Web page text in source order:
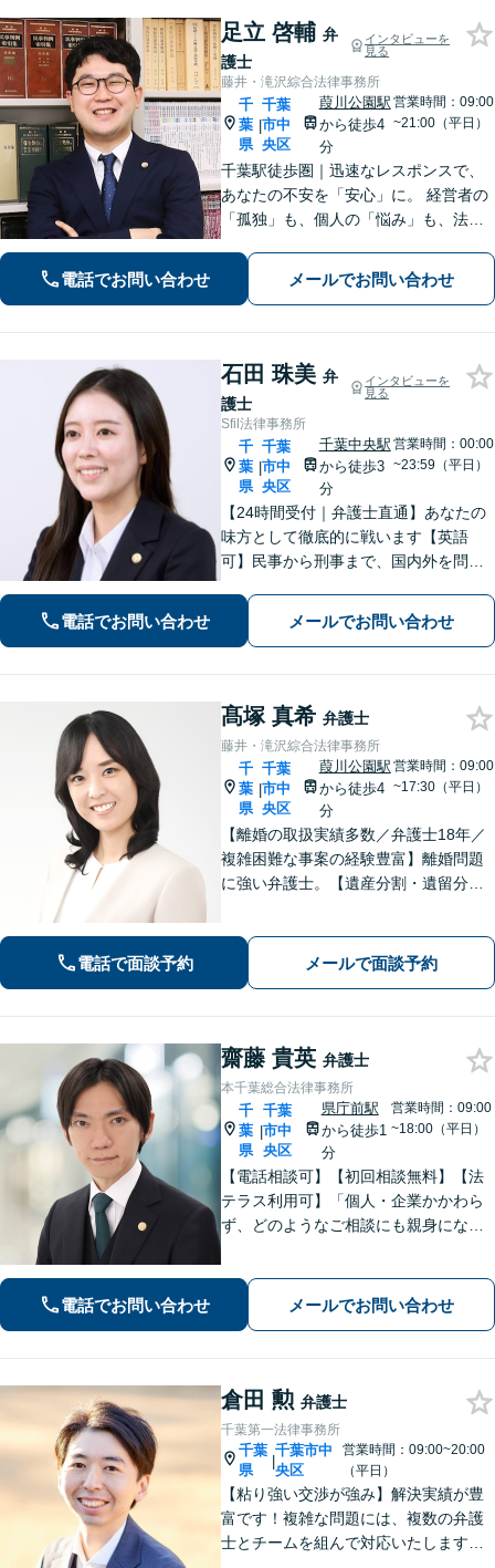
足立 啓輔 弁
護士
インタビューを
見る
藤井・滝沢綜合法律事務所
千
葉
県
|
千葉
市中
央区
葭川公園駅
から徒歩4
分
営業時間：09:00
~21:00（平日）
千葉駅徒歩圏｜迅速なレスポンスで、
あなたの不安を「安心」に。 経営者の
「孤独」も、個人の「悩み」も、法務
務】法務と経営のダブル顧問 【労働問
題】不当解雇・残業代請求 【債務整
電話でお問い合わせ メールでお問い合わせ
石田 珠美 弁
護士
インタビューを
見る
Sfil法律事務所
千
葉
県
|
千葉
市中
央区
千葉中央駅
から徒歩3
分
営業時間：00:00
~23:59（平日）
【24時間受付｜弁護士直通】あなたの
味方として徹底的に戦います【英語
可】民事から刑事まで、国内外を問わ
タル証拠・資産対応】ソーシャルワー
カー兼司法書士と連携【法テラス・WE
電話でお問い合わせ メールでお問い合わせ
髙塚 真希 弁護士
藤井・滝沢綜合法律事務所
千
葉
県
|
千葉
市中
央区
葭川公園駅
から徒歩4
分
営業時間：09:00
~17:30（平日）
【離婚の取扱実績多数／弁護士18年／
複雑困難な事案の経験豊富】離婚問題
に強い弁護士。【遺産分割・遺留分・
寄り添って的確にアドバイスし、最善
の解決に導きます。【千葉駅徒歩13
電話で面談予約 メールで面談予約
齋藤 貴英 弁護士
本千葉総合法律事務所
千
葉
県
|
千葉
市中
央区
県庁前駅
から徒歩1
分
営業時間：09:00
~18:00（平日）
【電話相談可】【初回相談無料】【法
テラス利用可】「個人・企業かかわら
ず、どのようなご相談にも親身になっ
幅広くサポート。【夜間・休日面談
可】【完全個室】【本千葉駅徒歩３
電話でお問い合わせ メールでお問い合わせ
倉田 勲 弁護士
千葉第一法律事務所
千葉
県
|
千葉市中
央区
営業時間：09:00~20:00
（平日）
【粘り強い交渉が強み】解決実績が豊
富です！複雑な問題には、複数の弁護
士とチームを組んで対応いたします。